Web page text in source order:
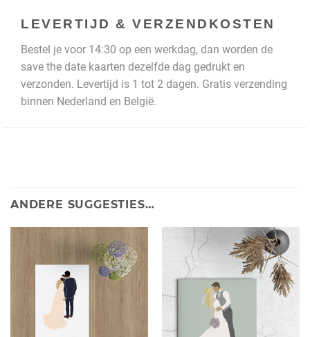
LEVERTIJD & VERZENDKOSTEN
Bestel je voor 14:30 op een werkdag, dan worden de
save the date kaarten dezelfde dag gedrukt en
verzonden. Levertijd is 1 tot 2 dagen. Gratis verzending
binnen Nederland en België.
ANDERE SUGGESTIES…